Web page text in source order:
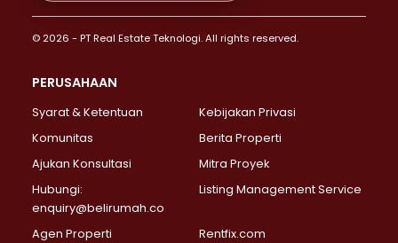
Properti Dijual di Bendungan Hilir >
Properti Dijual di Jakarta Selatan >
Properti Dijual di Lebak Bulus >
Properti Dijual di Gandaria Selatan >
Properti Dijual di Pondok Labu >
Properti Dijual di Lenteng Agung >
Properti Dijual di Senayan >
© 2026 - PT Real Estate Teknologi. All rights reserved.
PERUSAHAAN
Syarat & Ketentuan
Kebijakan Privasi
Komunitas
Berita Properti
Ajukan Konsultasi
Mitra Proyek
Hubungi:
enquiry@belirumah.co
Listing Management Service
Agen Properti Rentfix.com